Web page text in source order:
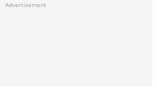
Advertisement